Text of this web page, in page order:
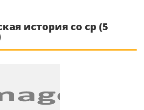
история со ср (5